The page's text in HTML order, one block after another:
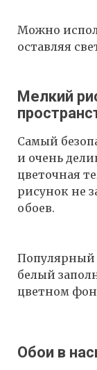
Можно
оставляя
Мелкий
Самый
и очень
цветочная
рисунок не
обоев.
Популярный
белый
цветном
Обои в